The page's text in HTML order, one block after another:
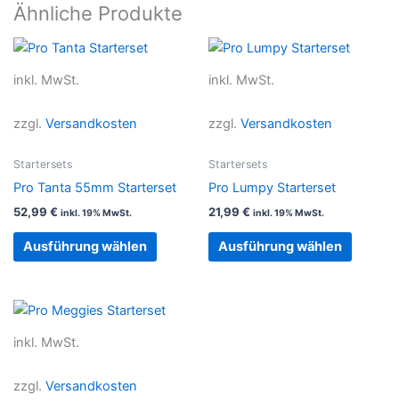
Ähnliche Produkte
inkl. MwSt.
zzgl. Versandkosten
Startersets
Pro Tanta 55mm Starterset
52,99 € inkl. 19% MwSt.
Ausführung wählen
Varianten
Optionen
auf
der
gewählt
inkl. MwSt.
zzgl. Versandkosten
Startersets
Pro Lumpy Starterset
21,99 € inkl. 19% MwSt.
Ausführung wählen auf
der
inkl. MwSt.
zzgl. Versandkosten
Dieses